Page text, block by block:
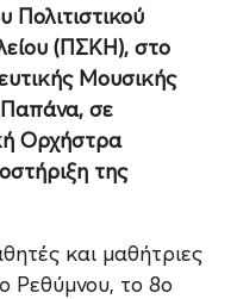
Πολιτιστικού
(ΠΣΚΗ), στο
Μουσικής
σε
Ορχήστρα
της
και μαθήτριες
Ρεθύμνου, το 8ο